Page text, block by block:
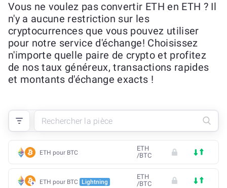
Vous ne voulez pas convertir ETH en ETH ? Il
n'y a aucune restriction sur les
cryptocurrences que vous pouvez utiliser
pour notre service d'échange! Choisissez
n'importe quelle paire de crypto et profitez
de nos taux généreux, transactions rapides
et montants d'échange exacts !
ETH pour BTC
ETH
/BTC
ETH pour BTC Lightning
ETH
/BTC